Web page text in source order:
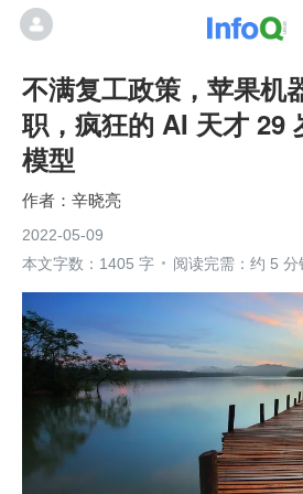
不满复工政策，苹果机
职，疯狂的 AI 天才 29
模型
辛晓亮
2022-05-09
本文字数：1405 字
阅读完需：约 5 分